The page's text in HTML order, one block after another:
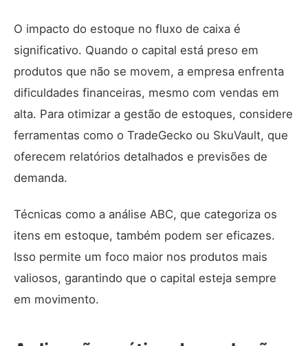
O impacto do estoque no fluxo de caixa é
significativo. Quando o capital está preso em
produtos que não se movem, a empresa enfrenta
dificuldades financeiras, mesmo com vendas em
alta. Para otimizar a gestão de estoques, considere
ferramentas como o TradeGecko ou SkuVault, que
oferecem relatórios detalhados e previsões de
demanda.
Técnicas como a análise ABC, que categoriza os
itens em estoque, também podem ser eficazes.
Isso permite um foco maior nos produtos mais
valiosos, garantindo que o capital esteja sempre
em movimento.